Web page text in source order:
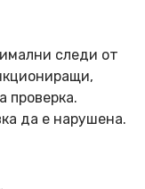
следи от
проверка.
да е нарушена.